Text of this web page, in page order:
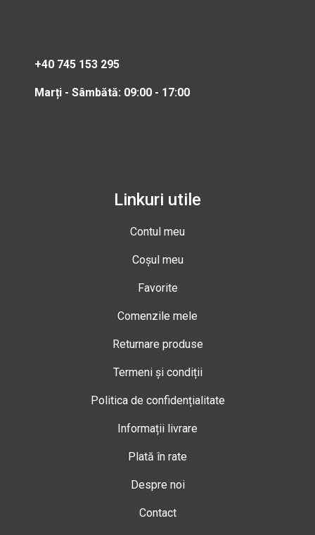
+40 745 153 295
Marți - Sâmbătă: 09:00 - 17:00
Linkuri utile
Contul meu
Coșul meu
Favorite
Comenzile mele
Returnare produse
Termeni și condiții
Politica de confidențialitate
Informații livrare
Plată în rate
Despre noi
Contact